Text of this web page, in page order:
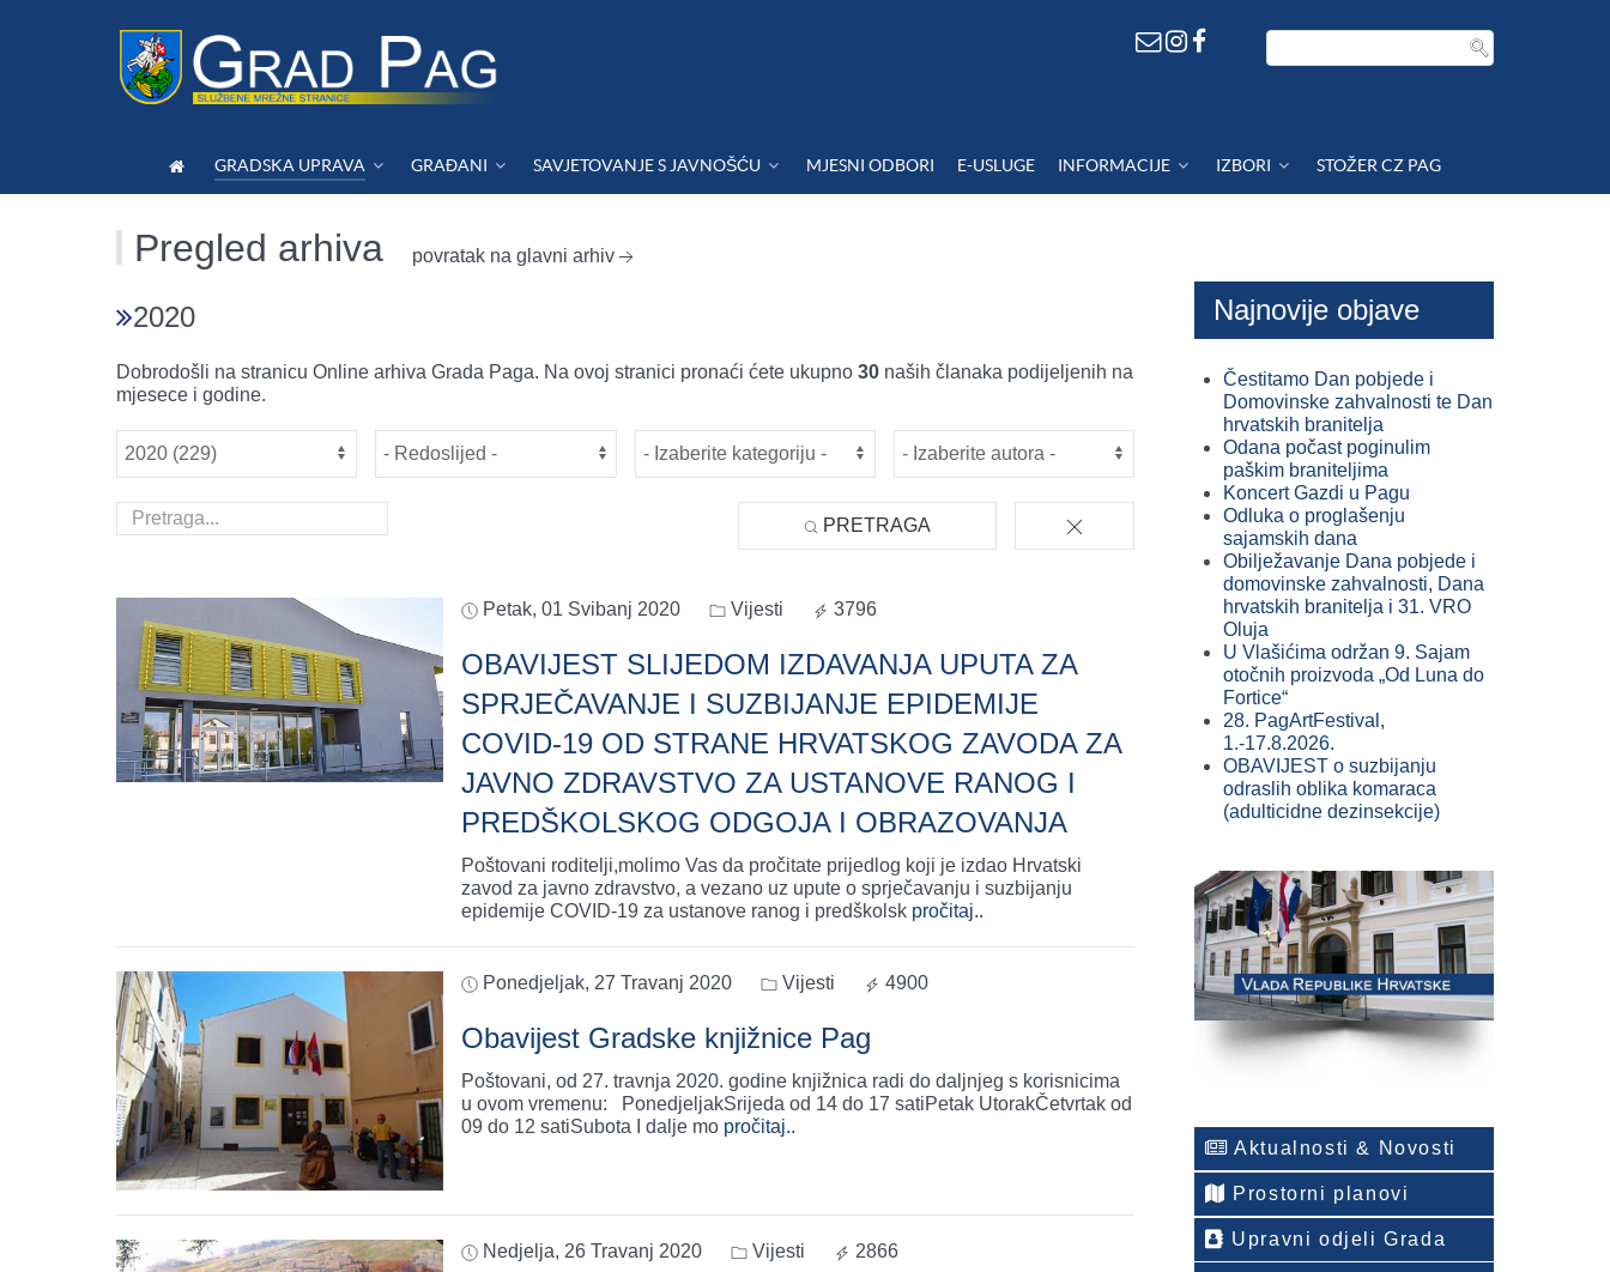
GRADSKA UPRAVA GRAĐANI SAVJETOVANJE S JAVNOŠĆU MJESNI ODBORI E-USLUGE INFORMACIJE IZBORI STOŽER CZ PAG
Pregled arhiva povratak na glavni arhiv
2020
Dobrodošli na stranicu Online arhiva Grada Paga. Na ovoj stranici pronaći ćete ukupno 30 naših članaka podijeljenih na
mjesece i godine.
PRETRAGA
Petak, 01 Svibanj 2020 Vijesti 3796
OBAVIJEST SLIJEDOM IZDAVANJA UPUTA ZA
SPRJEČAVANJE I SUZBIJANJE EPIDEMIJE
COVID-19 OD STRANE HRVATSKOG ZAVODA ZA
JAVNO ZDRAVSTVO ZA USTANOVE RANOG I
PREDŠKOLSKOG ODGOJA I OBRAZOVANJA
Poštovani roditelji,molimo Vas da pročitate prijedlog koji je izdao Hrvatski
zavod za javno zdravstvo, a vezano uz upute o sprječavanju i suzbijanju
epidemije COVID-19 za ustanove ranog i predškolsk pročitaj..
Ponedjeljak, 27 Travanj 2020 Vijesti 4900
Obavijest Gradske knjižnice Pag
Poštovani, od 27. travnja 2020. godine knjižnica radi do daljnjeg s korisnicima
u ovom vremenu: PonedjeljakSrijeda od 14 do 17 satiPetak UtorakČetvrtak od
09 do 12 satiSubota I dalje mo pročitaj..
Nedjelja, 26 Travanj 2020 Vijesti 2866
Najnovije objave
Čestitamo Dan pobjede i
Domovinske zahvalnosti te Dan
hrvatskih branitelja
Odana počast poginulim
paškim braniteljima
Koncert Gazdi u Pagu
Odluka o proglašenju
sajamskih dana
Obilježavanje Dana pobjede i
domovinske zahvalnosti, Dana
hrvatskih branitelja i 31. VRO
Oluja
U Vlašićima održan 9. Sajam
otočnih proizvoda „Od Luna do
Fortice“
28. PagArtFestival,
1.-17.8.2026.
OBAVIJEST o suzbijanju
odraslih oblika komaraca
(adulticidne dezinsekcije)
Aktualnosti & Novosti
Prostorni planovi
Upravni odjeli Grada